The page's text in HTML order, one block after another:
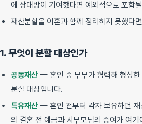
에 상대방이 기여했다면 예외적으로 포함
재산분할을 이혼과 함께 정리하지 못했다
1. 무엇이 분할 대상인가
공동재산 — 혼인 중 부부가 협력해 형성한
분할 대상입니다.
특유재산 — 혼인 전부터 각자 보유하던 재
의 결혼 전 예금과 시부모님의 증여가 여기